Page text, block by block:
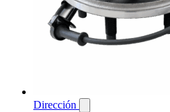
Dirección